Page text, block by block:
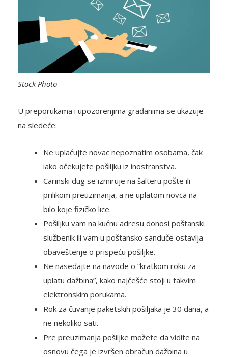
Stock Photo
U preporukama i upozorenjima građanima se ukazuje
na sledeće:
Ne uplaćujte novac nepoznatim osobama, čak
iako očekujete pošiljku iz inostranstva.
Carinski dug se izmiruje na šalteru pošte ili
prilikom preuzimanja, a ne uplatom novca na
bilo koje fizičko lice.
Pošiljku vam na kućnu adresu donosi poštanski
službenik ili vam u poštansko sanduče ostavlja
obaveštenje o prispeću pošiljke.
Ne nasedajte na navode o ”kratkom roku za
uplatu dažbina”, kako najčešće stoji u takvim
elektronskim porukama.
Rok za čuvanje paketskih pošiljaka je 30 dana, a
ne nekoliko sati.
Pre preuzimanja pošiljke možete da vidite na
osnovu čega je izvršen obračun dažbina u